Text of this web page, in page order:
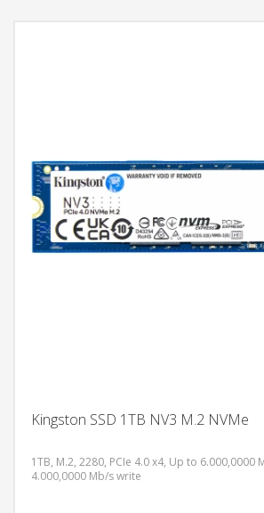
Kingston SSD 1TB NV3 M.2 NVMe
1TB, M.2, 2280, PCIe 4.0 x4, Up to 6.000,0000
4.000,0000 Mb/s write